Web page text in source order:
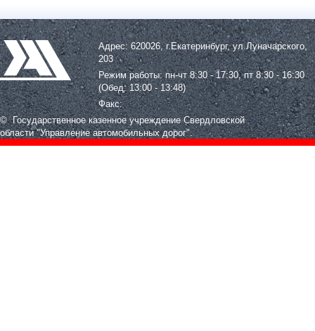
Адрес: 620026, г.Екатеринбург, ул.Луначарского,
203
Режим работы: пн-чт 8:30 - 17:30, пт 8:30 - 16:30
(Обед: 13:00 - 13:48)
Факс:
© Государственное казенное учреждение Свердловской
области"Управление автомобильных дорог".